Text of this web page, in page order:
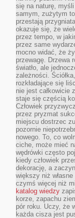
się na naturę,
samym, zużytym
przestają
okazuje się, że
przez tempo, w
przez same
mocno widać, że
przewagę. Drzewa
światło, ale
zależności.
rozkładające się
nie jest całkowicie
staje się częścią
Człowiek
przez pryzmat
miejscu dostrzec
pozornie
nowego. To, co
ciche, może mieć
wędrówki często
kiedy człowiek
dekorację, a
większy niż
czymś więcej niż
katalog wiedzy
korze, zapachu
pór roku. Uczy, że
każda cisza jest